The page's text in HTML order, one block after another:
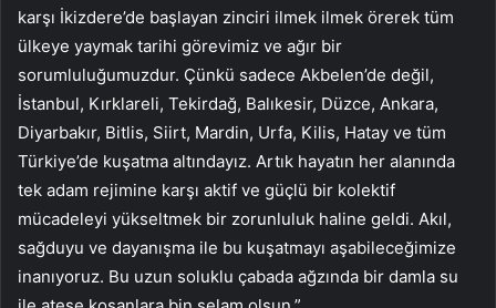
karşı İkizdere’de başlayan zinciri ilmek ilmek örerek tüm
ülkeye yaymak tarihi görevimiz ve ağır bir
sorumluluğumuzdur. Çünkü sadece Akbelen’de değil,
İstanbul, Kırklareli, Tekirdağ, Balıkesir, Düzce, Ankara,
Diyarbakır, Bitlis, Siirt, Mardin, Urfa, Kilis, Hatay ve tüm
Türkiye’de kuşatma altındayız. Artık hayatın her alanında
tek adam rejimine karşı aktif ve güçlü bir kolektif
mücadeleyi yükseltmek bir zorunluluk haline geldi. Akıl,
sağduyu ve dayanışma ile bu kuşatmayı aşabileceğimize
inanıyoruz. Bu uzun soluklu çabada ağzında bir damla su